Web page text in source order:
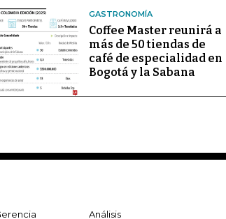
GASTRONOMÍA
Coffee Master reunirá a
más de 50 tiendas de
café de especialidad en
Bogotá y la Sabana
Análisis